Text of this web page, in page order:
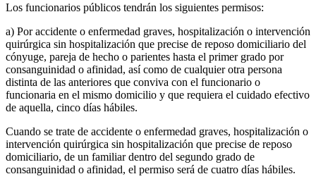
Los funcionarios públicos tendrán los siguientes permisos:
a) Por accidente o enfermedad graves, hospitalización o intervención
quirúrgica sin hospitalización que precise de reposo domiciliario del
cónyuge, pareja de hecho o parientes hasta el primer grado por
consanguinidad o afinidad, así como de cualquier otra persona
distinta de las anteriores que conviva con el funcionario o
funcionaria en el mismo domicilio y que requiera el cuidado efectivo
de aquella, cinco días hábiles.
Cuando se trate de accidente o enfermedad graves, hospitalización o
intervención quirúrgica sin hospitalización que precise de reposo
domiciliario, de un familiar dentro del segundo grado de
consanguinidad o afinidad, el permiso será de cuatro días hábiles.